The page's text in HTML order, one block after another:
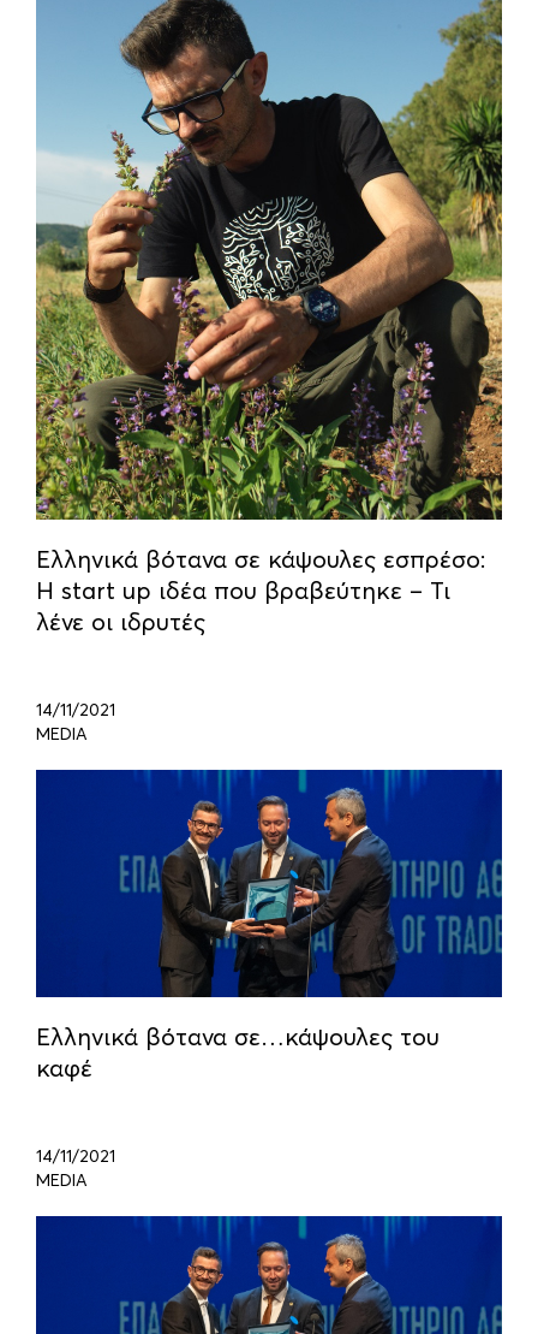
Ελληνικά βότανα σε κάψουλες εσπρέσο:
Η start up ιδέα που βραβεύτηκε – Τι
λένε οι ιδρυτές
14/11/2021
MEDIA
Ελληνικά βότανα σε…κάψουλες του
καφέ
14/11/2021
MEDIA